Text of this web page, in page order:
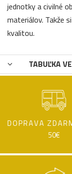
jednotky a civilné
materiálov. Takže
kvalitou.
TABUĽKA
DOPRAVA
50€